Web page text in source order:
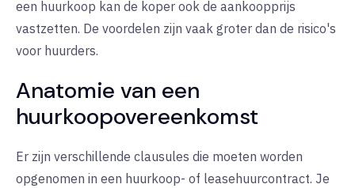
een huurkoop kan de koper ook de aankoopprijs
vastzetten. De voordelen zijn vaak groter dan de risico's
voor huurders.
Anatomie van een
huurkoopovereenkomst
Er zijn verschillende clausules die moeten worden
opgenomen in een huurkoop- of leasehuurcontract. Je